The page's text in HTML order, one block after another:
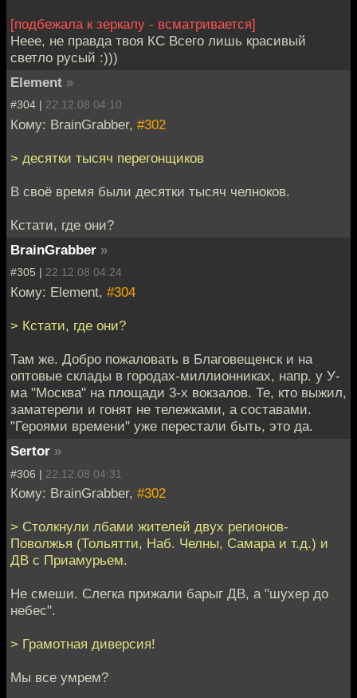
[подбежала к зеркалу - всматривается]
Неее, не правда твоя КС Всего лишь красивый
светло русый :)))
Element »
#304 | 22.12.08 04:10
Кому: BrainGrabber, #302
> десятки тысяч перегонщиков
В своё время были десятки тысяч челноков.
Кстати, где они?
BrainGrabber »
#305 | 22.12.08 04:24
Кому: Element, #304
> Кстати, где они?
Там же. Добро пожаловать в Благовещенск и на
оптовые склады в городах-миллионниках, напр. у У-
ма "Москва" на площади 3-х вокзалов. Те, кто выжил,
заматерели и гонят не тележками, а составами.
"Героями времени" уже перестали быть, это да.
Sertor »
#306 | 22.12.08 04:31
Кому: BrainGrabber, #302
> Столкнули лбами жителей двух регионов-
Поволжья (Тольятти, Наб. Челны, Самара и т.д.) и
ДВ с Приамурьем.
Не смеши. Слегка прижали барыг ДВ, а "шухер до
небес".
> Грамотная диверсия!
Мы все умрем?